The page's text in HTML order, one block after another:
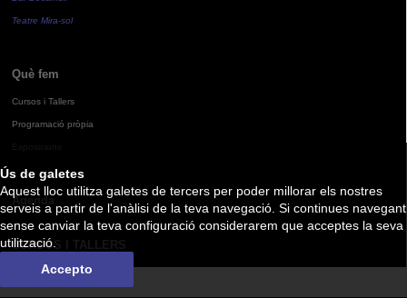
Ús de galetes
Aquest lloc utilitza galetes de tercers per poder millorar els nostres
serveis a partir de l'anàlisi de la teva navegació. Si continues navegant
sense canviar la teva configuració considerarem que acceptes la seva
utilització.
Accepto
Teatre Mira-sol
Què fem
Cursos i Tallers
Programació pròpia
Agenda
CURSOS I TALLERS